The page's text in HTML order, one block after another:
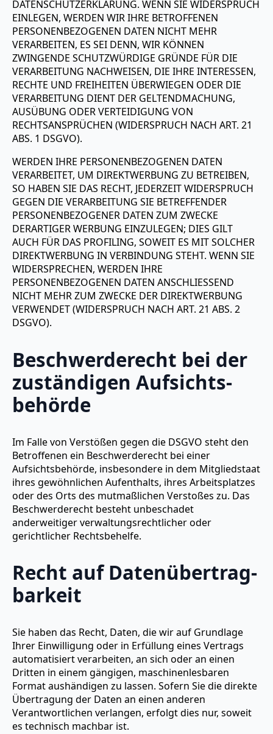
DATENSCHUTZERKLÄRUNG. WENN SIE WIDERSPRUCH
EINLEGEN, WERDEN WIR IHRE BETROFFENEN
PERSONENBEZOGENEN DATEN NICHT MEHR
VERARBEITEN, ES SEI DENN, WIR KÖNNEN
ZWINGENDE SCHUTZWÜRDIGE GRÜNDE FÜR DIE
VERARBEITUNG NACHWEISEN, DIE IHRE INTERESSEN,
RECHTE UND FREIHEITEN ÜBERWIEGEN ODER DIE
VERARBEITUNG DIENT DER GELTENDMACHUNG,
AUSÜBUNG ODER VERTEIDIGUNG VON
RECHTSANSPRÜCHEN (WIDERSPRUCH NACH ART. 21
ABS. 1 DSGVO).
WERDEN IHRE PERSONENBEZOGENEN DATEN
VERARBEITET, UM DIREKTWERBUNG ZU BETREIBEN,
SO HABEN SIE DAS RECHT, JEDERZEIT WIDERSPRUCH
GEGEN DIE VERARBEITUNG SIE BETREFFENDER
PERSONENBEZOGENER DATEN ZUM ZWECKE
DERARTIGER WERBUNG EINZULEGEN; DIES GILT
AUCH FÜR DAS PROFILING, SOWEIT ES MIT SOLCHER
DIREKTWERBUNG IN VERBINDUNG STEHT. WENN SIE
WIDERSPRECHEN, WERDEN IHRE
PERSONENBEZOGENEN DATEN ANSCHLIESSEND
NICHT MEHR ZUM ZWECKE DER DIREKTWERBUNG
VERWENDET (WIDERSPRUCH NACH ART. 21 ABS. 2
DSGVO).
Beschwerde­recht bei der
zuständigen Aufsichts­
behörde
Im Falle von Verstößen gegen die DSGVO steht den
Betroffenen ein Beschwerderecht bei einer
Aufsichtsbehörde, insbesondere in dem Mitgliedstaat
ihres gewöhnlichen Aufenthalts, ihres Arbeitsplatzes
oder des Orts des mutmaßlichen Verstoßes zu. Das
Beschwerderecht besteht unbeschadet
anderweitiger verwaltungsrechtlicher oder
gerichtlicher Rechtsbehelfe.
Recht auf Daten­übertrag­
barkeit
Sie haben das Recht, Daten, die wir auf Grundlage
Ihrer Einwilligung oder in Erfüllung eines Vertrags
automatisiert verarbeiten, an sich oder an einen
Dritten in einem gängigen, maschinenlesbaren
Format aushändigen zu lassen. Sofern Sie die direkte
Übertragung der Daten an einen anderen
Verantwortlichen verlangen, erfolgt dies nur, soweit
es technisch machbar ist.